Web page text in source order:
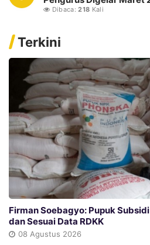
Dibaca:218 Kali
Terkini
Firman Soebagyo: Pupuk
dan Sesuai Data RDKK
08 Agustus 2026